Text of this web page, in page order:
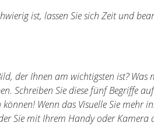
ist, lassen Sie sich Zeit und
der Ihnen am wichtigsten ist? Was
Schreiben Sie diese fünf Begriffe
Wenn das Visuelle Sie mehr
Sie mit Ihrem Handy oder